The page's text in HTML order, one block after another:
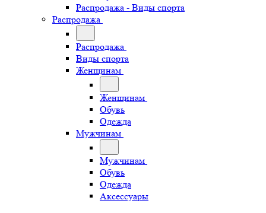
Распродажа - Виды спорта
Распродажа
Распродажа
Виды спорта
Женщинам
Женщинам
Обувь
Одежда
Мужчинам
Мужчинам
Обувь
Одежда
Аксессуары